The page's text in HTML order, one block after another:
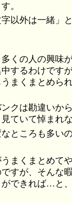
。
以外は一緒」
くの人の興味
するわけです
まくまとめら
クは勘違いか
ていて悼まれな
なところも多い
うまくまとめ
すが、そんな
できれば…と